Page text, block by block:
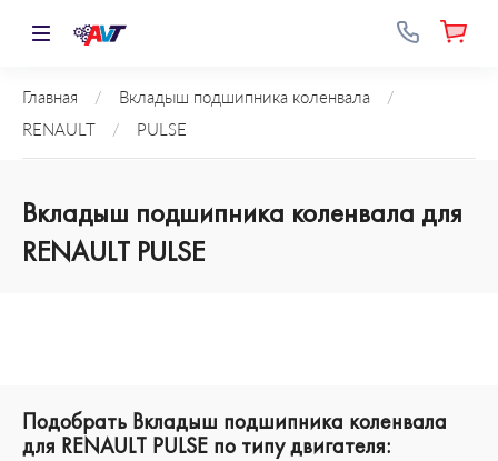
Главная / Вкладыш подшипника коленвала
/
RENAULT
/ PULSE
Вкладыш подшипника коленвала для
RENAULT PULSE
Подобрать Вкладыш подшипника коленвала
для RENAULT PULSE по типу двигателя: